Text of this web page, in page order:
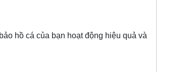
hồ cá của bạn hoạt động hiệu quả và